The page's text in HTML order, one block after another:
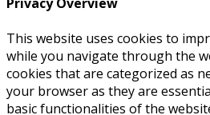
Privacy Overview
This website uses cookies to
while you navigate through the
cookies that are categorized as
your browser as they are
basic functionalities of the